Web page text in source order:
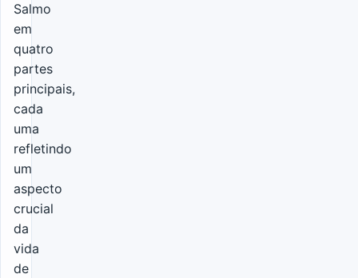
Salmo
em
quatro
partes
principais,
cada
uma
refletindo
um
aspecto
crucial
da
vida
de